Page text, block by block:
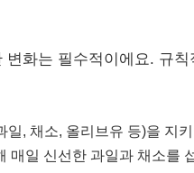
화는 필수적이에요. 규
일, 채소, 올리브유 등)을 지
매일 신선한 과일과 채소를